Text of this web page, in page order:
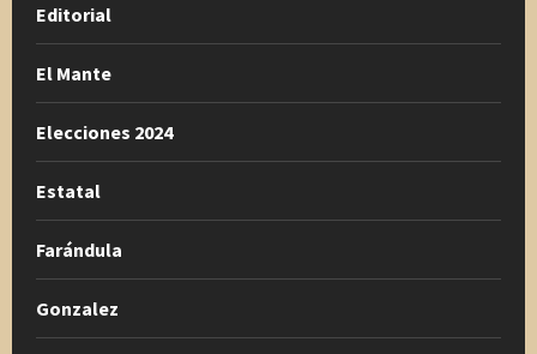
Editorial
El Mante
Elecciones 2024
Estatal
Farándula
Gonzalez